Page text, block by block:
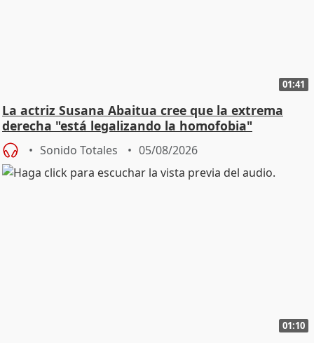
01:41
La actriz Susana Abaitua cree que la extrema
derecha "está legalizando la homofobia"
Sonido Totales 05/08/2026
01:10